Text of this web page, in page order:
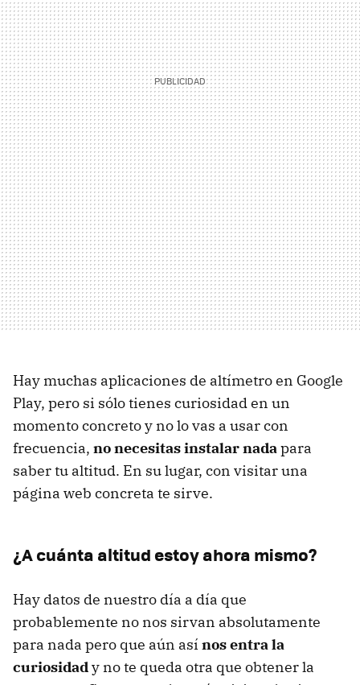
Hay muchas aplicaciones de altímetro en Google
Play, pero si sólo tienes curiosidad en un
momento concreto y no lo vas a usar con
frecuencia, no necesitas instalar nadapara
saber tu altitud. En su lugar, con visitar una
página web concreta te sirve.
¿A cuánta altitud estoy ahora mismo?
Hay datos de nuestro día a día que
probablemente no nos sirvan absolutamente
para nada pero que aún así nos entra la
curiosidady no te queda otra que obtener la